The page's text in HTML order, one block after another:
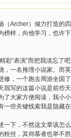
Archer）倾力打造的
样，向他学习，也许
“表演”而把我淡忘了
一名推理小说家。而
，一个跑去周游全国
写的这篇小说是前些
大家方便阅读，我小
些关键线索我是隐藏
下，不然这文章该怎么
丝，其仰慕者也举不